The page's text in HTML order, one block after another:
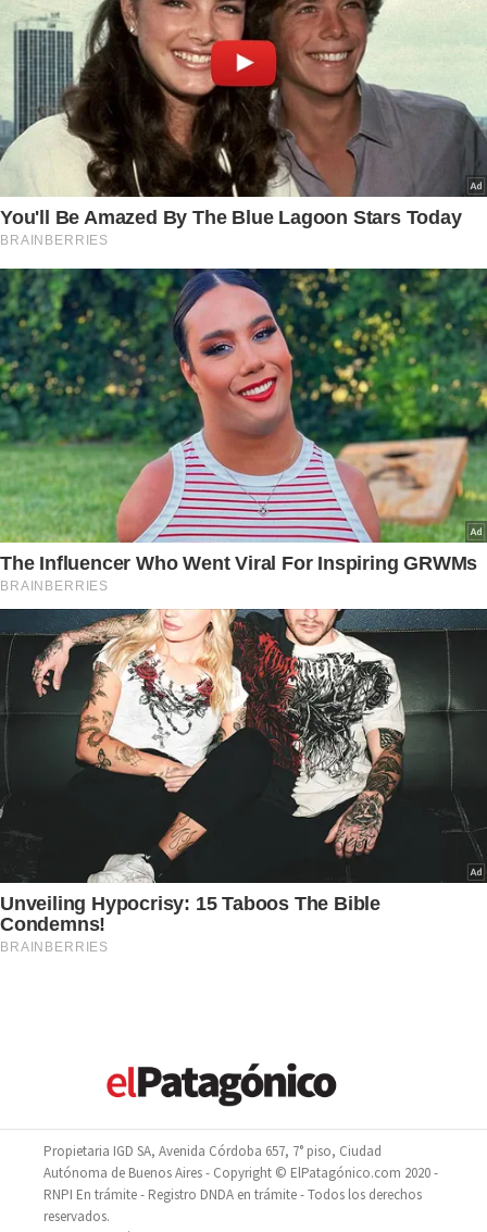
Propietaria IGD SA, Avenida Córdoba 657, 7° piso, Ciudad
Autónoma de Buenos Aires - Copyright © ElPatagónico.com 2020 -
RNPI En trámite - Registro DNDA en trámite - Todos los derechos
reservados.